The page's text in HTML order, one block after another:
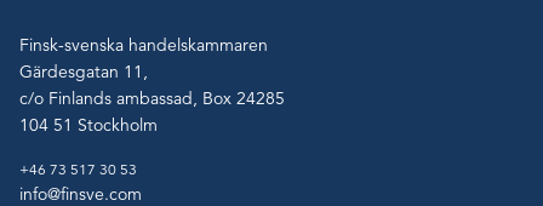
Finsk-svenska handelskammaren
Gärdesgatan 11,
c/o Finlands ambassad, Box 24285
104 51 Stockholm
+46 73 517 30 53
info@finsve.com